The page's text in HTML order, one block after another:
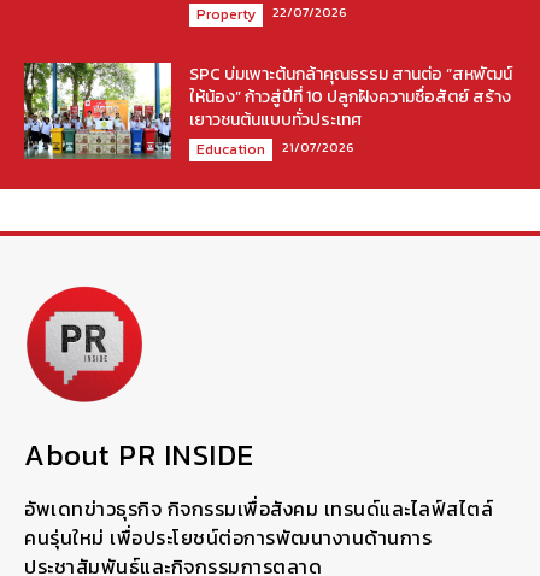
Property 22/07/2026
SPC บ่มเพาะต้นกล้าคุณธรรม สานต่อ “สหพัฒน์
ให้น้อง” ก้าวสู่ปีที่ 10 ปลูกฝังความซื่อสัตย์ สร้าง
เยาวชนต้นแบบทั่วประเทศ
Education 21/07/2026
About PR INSIDE
อัพเดทข่าวธุรกิจ กิจกรรมเพื่อสังคม เทรนด์และไลฟ์สไตล์
คนรุ่นใหม่ เพื่อประโยชน์ต่อการพัฒนางานด้านการ
ประชาสัมพันธ์และกิจกรรมการตลาด